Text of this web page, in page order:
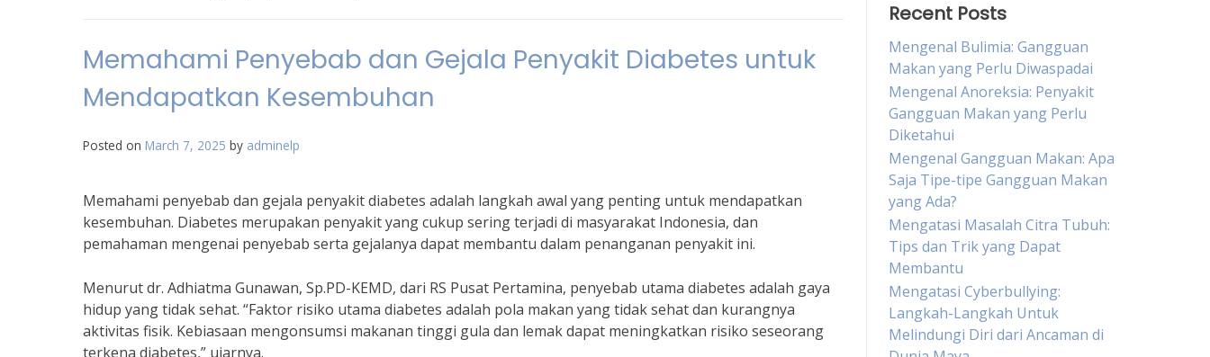
Memahami Penyebab dan Gejala Penyakit Diabetes untuk
Mendapatkan Kesembuhan
Posted on March 7, 2025 by adminelp
Memahami penyebab dan gejala penyakit diabetes adalah langkah awal yang penting untuk mendapatkan
kesembuhan. Diabetes merupakan penyakit yang cukup sering terjadi di masyarakat Indonesia, dan
pemahaman mengenai penyebab serta gejalanya dapat membantu dalam penanganan penyakit ini.
Menurut dr. Adhiatma Gunawan, Sp.PD-KEMD, dari RS Pusat Pertamina, penyebab utama diabetes adalah gaya
hidup yang tidak sehat. “Faktor risiko utama diabetes adalah pola makan yang tidak sehat dan kurangnya
aktivitas fisik. Kebiasaan mengonsumsi makanan tinggi gula dan lemak dapat meningkatkan risiko seseorang
terkena diabetes,” ujarnya.
Recent Posts
Mengenal Bulimia: Gangguan
Makan yang Perlu Diwaspadai
Mengenal Anoreksia: Penyakit
Gangguan Makan yang Perlu
Diketahui
Mengenal Gangguan Makan: Apa
Saja Tipe-tipe Gangguan Makan
yang Ada?
Mengatasi Masalah Citra Tubuh:
Tips dan Trik yang Dapat
Membantu
Mengatasi Cyberbullying:
Langkah-Langkah Untuk
Melindungi Diri dari Ancaman di